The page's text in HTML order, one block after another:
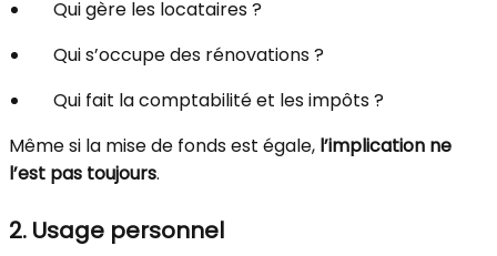
Qui gère les locataires ?
Qui s’occupe des rénovations ?
Qui fait la comptabilité et les impôts ?
Même si la mise de fonds est égale, l’implication ne
l’est pas toujours.
2. Usage personnel